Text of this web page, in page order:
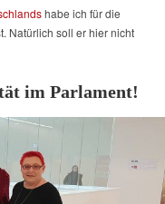
habe ich für die
Natürlich soll er hier nicht
im Parlament!